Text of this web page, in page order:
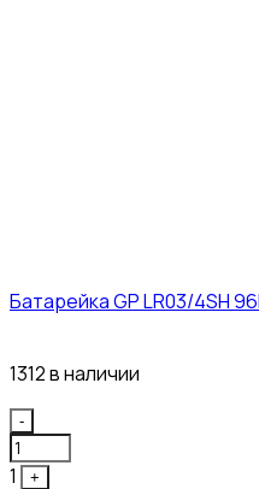
Батарейка GP LR03/4SH
1312 в наличии
Quantity
-
1
+